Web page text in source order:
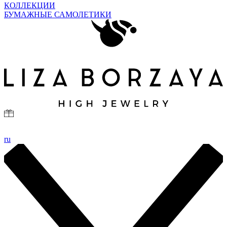
КОЛЛЕКЦИИ
БУМАЖНЫЕ САМОЛЕТИКИ
ru